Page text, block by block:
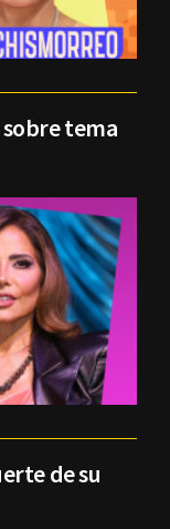
tema
de su